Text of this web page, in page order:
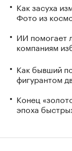
Как засуха
Фото из
ИИ помогает
компаниям
Как бывший
фигурантом
Конец
эпоха